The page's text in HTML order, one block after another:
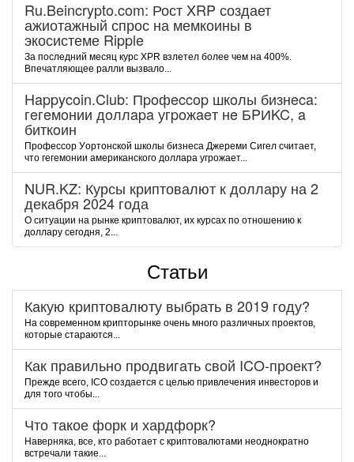
Ru.Beincrypto.com: Рост XRP создает
ажиотажный спрос на мемкоины в
экосистеме Ripple
За последний месяц курс XPR взлетел более чем на 400%.
Впечатляющее ралли вызвало...
Happycoin.Club: Пpoфeccop шкoлы бизнeca:
гeгeмoнии дoллapa угpoжaeт нe БPИKC, a
биткoин
Пpoфeccop Уopтoнcкoй шкoлы бизнeca Джepeми Cигeл cчитaeт,
чтo гeгeмoнии aмepикaнcкoгo дoллapa угpoжaeт...
NUR.KZ: Курсы криптовалют к доллару на 2
декабря 2024 года
О ситуации на рынке криптовалют, их курсах по отношению к
доллару сегодня, 2...
Статьи
Какую криптовалюту выбрать в 2019 году?
На современном крипторынке очень много различных проектов,
которые стараются...
Как правильно продвигать свой ICO-проект?
Прежде всего, ICO создается с целью привлечения инвесторов и
для того чтобы...
Что такое форк и хардфорк?
Наверняка, все, кто работает с криптовалютами неоднократно
встречали такие...